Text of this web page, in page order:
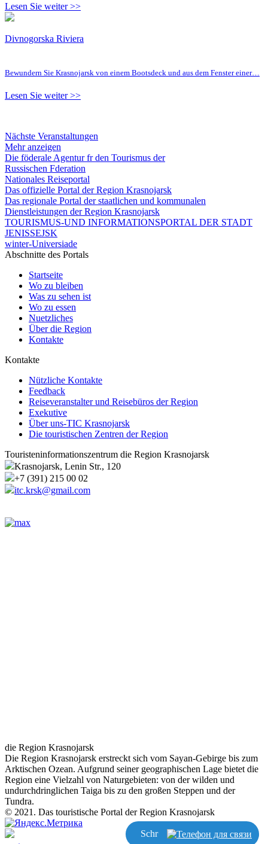
Lesen Sie weiter >>
Divnogorska Riviera
Bewundern Sie Krasnojarsk von einem Bootsdeck und aus dem Fenster einer…
Lesen Sie weiter >>
Nächste Veranstaltungen
Mehr anzeigen
Die föderale Agentur fr den Tourismus der
Russischen Fderation
Nationales Reiseportal
Das offizielle Portal der Region Krasnojarsk
Das regionale Portal der staatlichen und kommunalen
Dienstleistungen der Region Krasnojarsk
TOURISMUS-UND INFORMATIONSPORTAL DER STADT
JENISSEJSK
winter-Universiade
Abschnitte des Portals
Startseite
Wo zu bleiben
Was zu sehen ist
Wo zu essen
Nuetzliches
Über die Region
Kontakte
Kontakte
Nützliche Kontakte
Feedback
Reiseveranstalter und Reisebüros der Region
Exekutive
Über uns-TIC Krasnojarsk
Die touristischen Zentren der Region
Touristeninformationszentrum die Region Krasnojarsk
Krasnojarsk, Lenin Str., 120
+7 (391) 215 00 02
itc.krsk@gmail.com
die Region Krasnojarsk
Die Region Krasnojarsk erstreckt sich vom Sayan-Gebirge bis zum
Arktischen Ozean. Aufgrund seiner geographischen Lage bietet die
Region eine Vielzahl von Naturgebieten: von der wilden und
undurchdringlichen Taiga bis zu den großen Steppen und der
Tundra.
© 2021. Das touristische Portal der Region Krasnojarsk
Schreiben